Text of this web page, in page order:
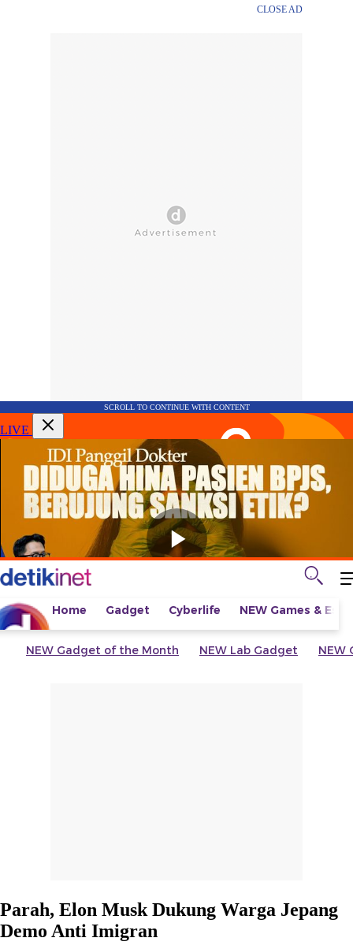
CLOSE AD
SCROLL TO CONTINUE WITH CONTENT
LIVE
Home Gadget Cyberlife NEW Games &
NEW Gadget of the Month NEW Lab Gadget NEW
Parah, Elon Musk Dukung Warga Jepang
Demo Anti Imigran